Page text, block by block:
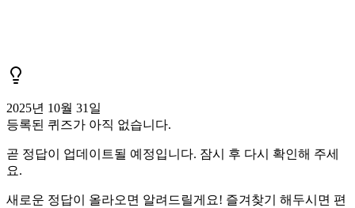
2025년 10월 31일
등록된 퀴즈가 아직 없습니다.
곧 정답이 업데이트될 예정입니다. 잠시 후 다시 확인해 주세
요.
새로운 정답이 올라오면 알려드릴게요! 즐겨찾기 해두시면 편